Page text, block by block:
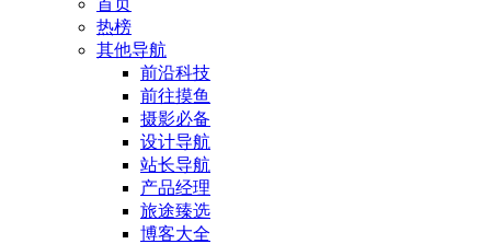
首页
热榜
其他导航
前沿科技
前往摸鱼
摄影必备
设计导航
站长导航
产品经理
旅途臻选
博客大全